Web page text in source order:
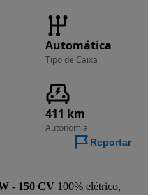
Automática
Tipo de Caixa
411 km
Autonomia
Reportar
- 150 CV 100% elétrico,